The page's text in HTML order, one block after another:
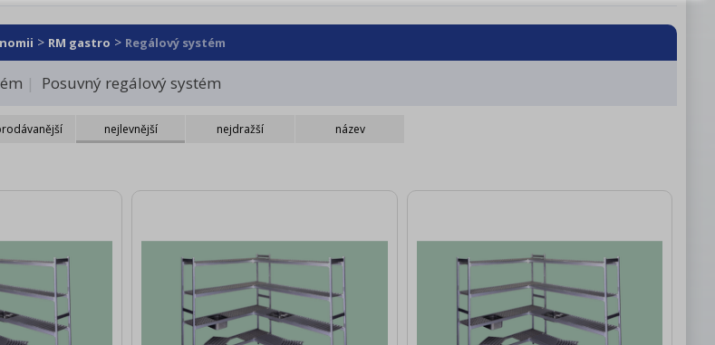
> RM gastro > Regálový systém
Posuvný regálový systém
nejlevnější nejdražší název